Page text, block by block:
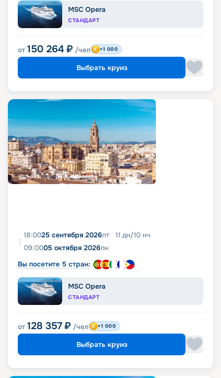
MSC Opera
СТАНДАРТ
от 150 264 ₽ /чел +1 000
Выбрать круиз
18:0025 сентября 2026пт 11 дн/10 нч
09:0005 октября 2026пн
Вы посетите 5 стран:
MSC Opera
СТАНДАРТ
от 128 357 ₽ /чел +1 000
Выбрать круиз